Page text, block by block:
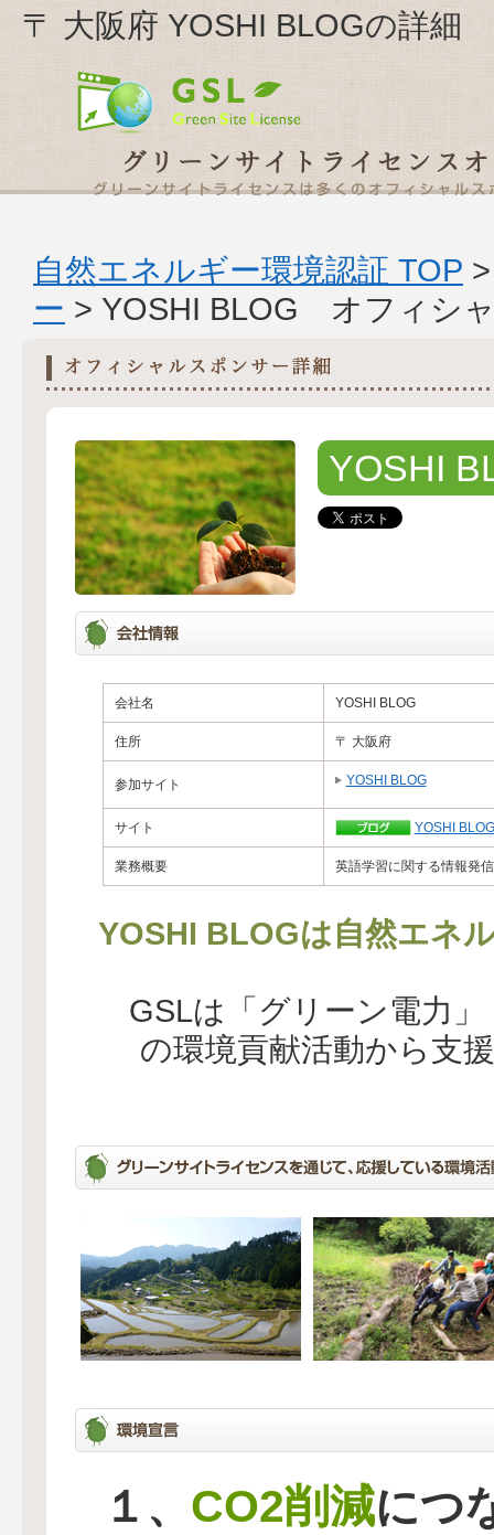
〒 大阪府 YOSHI BLOGの詳細
自然エネルギー環境認証 TOP
ー > YOSHI BLOG オフィシ
YOSHI
会社名 YOSHI BLOG
住所 〒 大阪府
参加サイト YOSHI BLOG
サイト YOSHI BLOG
業務概要 英語学習に関する情報発
YOSHI BLOGは自然エネ
GSLは「グリーン電力
の環境貢献活動から支
１、 CO2削減につ